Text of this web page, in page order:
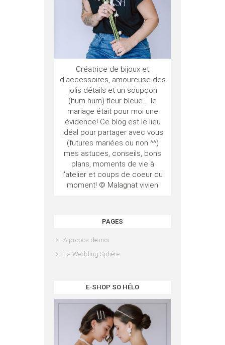
Créatrice de bijoux et
d'accessoires, amoureuse des
jolis détails et un soupçon
(hum hum) fleur bleue.... le
mariage était pour moi une
évidence! Ce blog est le lieu
idéal pour partager avec vous
(futures mariées ou non ^^)
mes astuces, conseils, bons
plans, moments de vie à
l'atelier et coups de coeur du
moment! © Malagnat vivien
PAGES
A propos de moi
La Wedding Sphère
E-SHOP SO HÉLO